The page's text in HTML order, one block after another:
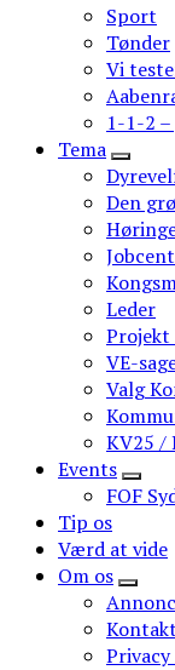
Sport
Tønder
Vi
1-1-2
Tema
Den
Leder
VE-
Valg
KV25 /
Events
FOF
Tip os
Værd at vide
Om os